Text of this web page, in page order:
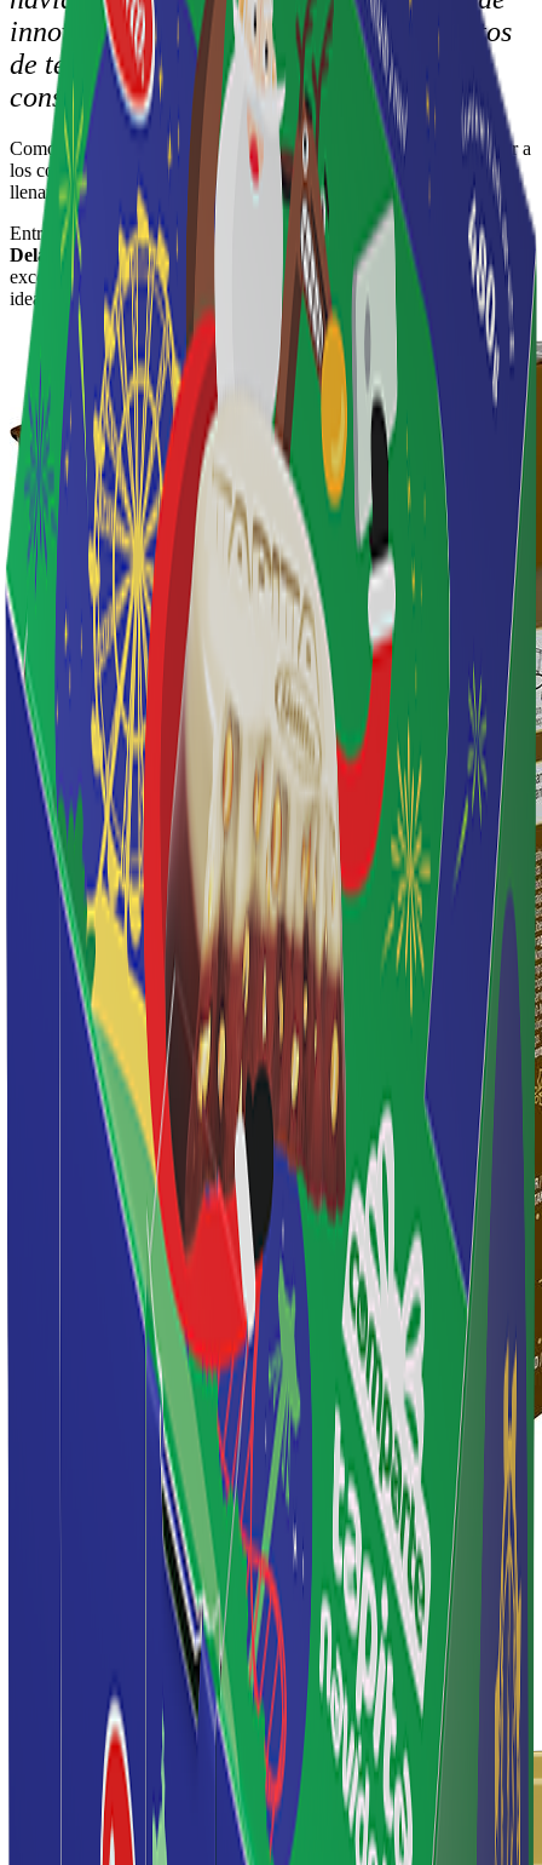
innovación, ofreciendo 5 nuevos productos
de temporada que deleitarán a los
consumidores.
Como cada Navidad, Dos Pinosy Gallito
se unen para sorprender a
los costarricenses con deliciosos lanzamientos de temporada que
llenarán las fiestas navideñas de sabor, nostalgia y alegría.
Entre las novedades para la época se encuentra el Rompope
Delactomy de Crema Irlandesa
, un producto que, además de su
excelente sabor, está formulado para una digestión más fácil y es
ideal para personas con intolerancia a la lactosa.
La familia Deleite también da la bienvenida a su nuevo integrante, el
helado de Panna cotta,una indulgencia que ofrece una experiencia
de sabor única al combinar la suavidad de la panna cotta con galletas
graham y una nota dulce de uva. Este helado, hecho con
ingredientes de alta calidad, logra un contraste irresistible entre la
cremosidad de la base y la delicada textura de las galletas en cada